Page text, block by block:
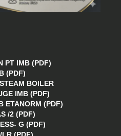
PT IMB (PDF)
(PDF)
BOILER
IMB (PDF)
ETANORM (PDF)
/2 (PDF)
G (PDF)